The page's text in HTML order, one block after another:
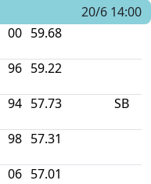
20/6 14:00
00 59.68
96 59.22
94 57.73 SB
98 57.31
06 57.01